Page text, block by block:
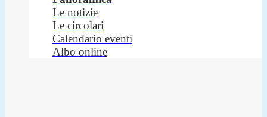
Le notizie
Le circolari
Calendario eventi
Albo online